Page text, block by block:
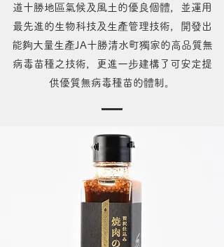
道十勝地區氣候及風土的優良個體，並運用
最先進的生物科技及生產管理技術，開發出
能夠大量生產JA十勝清水町獨家的高品質無
病毒苗種之技術，更進一步建構了可安定提
供優質無病毒種苗的體制。